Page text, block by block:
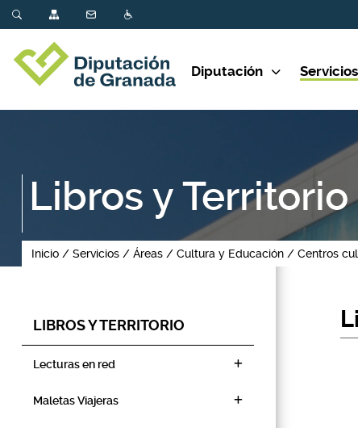
Diputación Servicios
Libros y Territorio
Inicio Servicios Áreas Cultura y Educación Centros
LIBROS Y TERRITORIO
Lecturas en red
Maletas Viajeras